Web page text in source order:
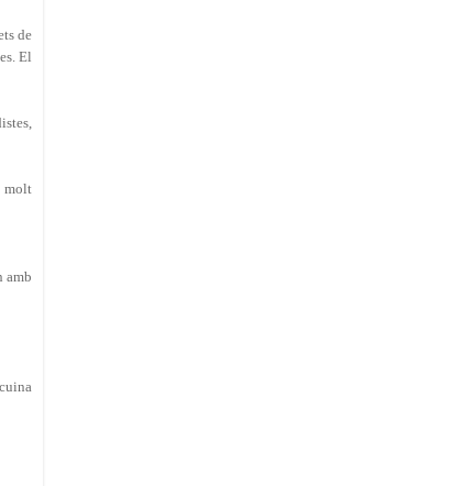
de
El
molt
amb